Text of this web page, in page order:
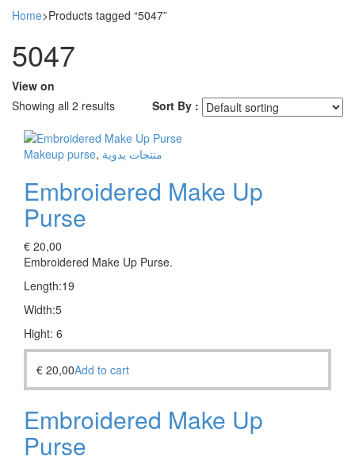
Home>Products tagged “5047”
5047
View on
Showing all 2 results
Sort By :
Makeup purse, منتجات يدوية
Embroidered Make Up
Purse
€ 20,00
Embroidered Make Up Purse.
Length:19
Width:5
Hight: 6
€ 20,00Add to cart
Embroidered Make Up
Purse